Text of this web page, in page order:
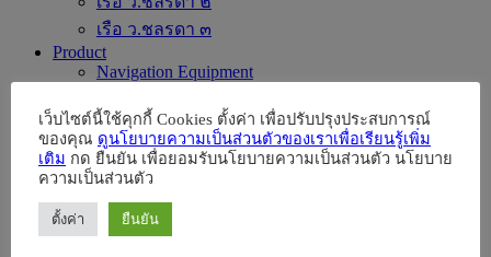
เรือ ว.ชลรดา ๓
Product
Navigation Equipment
GMDSS/IMO Equipment
Life Saving Equipment
General Marine Equipment
Engine & Auxiliary Engines
Ultrasonic Drilling Monitor for Construction
Coastal Surveillance
News & Event
เว็บไซต์นี้ใช้คุกกี้ Cookies ตั้งค่า เพื่อปรับปรุงประสบการณ์
ของคุณ ดูนโยบายความเป็นส่วนตัวของเราเพื่อเรียนรู้เพิ่ม
เติม กด ยืนยัน เพื่อยอมรับนโยบายความเป็นส่วนตัว นโยบาย
ความเป็นส่วนตัว
ตั้งค่า ยืนยัน